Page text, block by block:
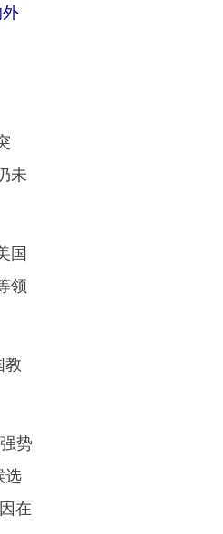
未
国
领
势
选
在